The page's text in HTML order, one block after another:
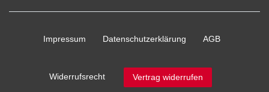
Impressum Daten­schutz­erklärung AGB
Widerrufs­recht Vertrag widerrufen